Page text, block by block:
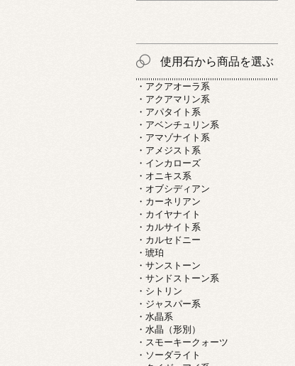
使用石から商品を選ぶ
・アクアオーラ系
・アクアマリン系
・アパタイト系
・アベンチュリン系
・アマゾナイト系
・アメジスト系
・インカローズ
・オニキス系
・オブシディアン
・カーネリアン
・カイヤナイト
・カルサイト系
・カルセドニー
・琥珀
・サンストーン
・サンドストーン系
・シトリン
・ジャスパー系
・水晶系
・水晶（形別）
・スモーキークォーツ
・ソーダライト